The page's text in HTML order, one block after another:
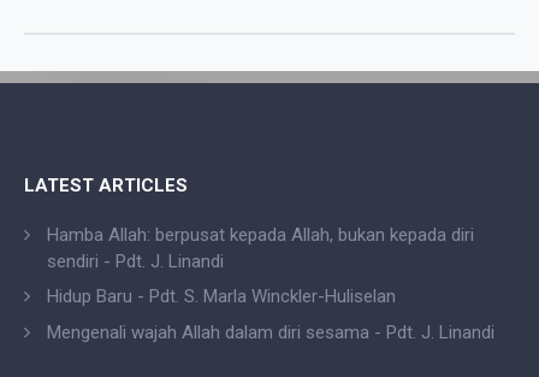
LATEST ARTICLES
Hamba Allah: berpusat kepada Allah, bukan kepada diri
sendiri - Pdt. J. Linandi
Hidup Baru - Pdt. S. Marla Winckler-Huliselan
Mengenali wajah Allah dalam diri sesama - Pdt. J. Linandi